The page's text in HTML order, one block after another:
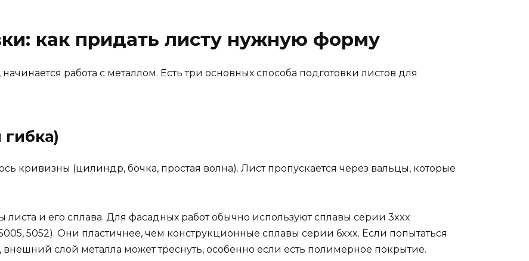
как придать листу нужную форму
начинается работа с металлом. Есть три основных способа подготовки листов для
гибка)
кривизны (цилиндр, бочка, простая волна). Лист пропускается через вальцы, которые
листа и его сплава. Для фасадных работ обычно используют сплавы серии 3xxx
5052). Они пластичнее, чем конструкционные сплавы серии 6xxx. Если попытаться
слой металла может треснуть, особенно если есть полимерное покрытие.